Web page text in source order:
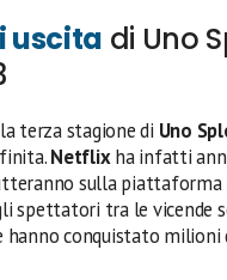
uscita di Uno
terza stagione di Uno
Netflixha infatti
sulla
spettatori tra le vicende
hanno conquistato